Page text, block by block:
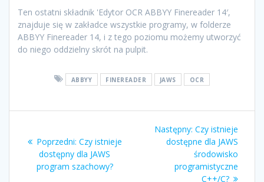
Ten ostatni składnik 'Edytor OCR ABBYY Finereader 14′,
znajduje się w zakładce wszystkie programy, w folderze
ABBYY Finereader 14, i z tego poziomu możemy utworzyć
do niego oddzielny skrót na pulpit.
ABBYY FINEREADER JAWS OCR
Poprzedni: Czy istnieje
dostępny dla JAWS
program szachowy?
Następny: Czy istnieje
dostępne dla JAWS
środowisko
programistyczne
C++/C?